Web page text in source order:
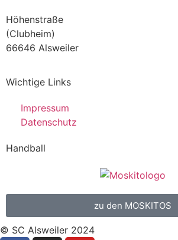
Höhenstraße
(Clubheim)
66646 Alsweiler
Wichtige Links
Impressum
Datenschutz
Handball
zu den MOSKITOS
© SC Alsweiler 2024